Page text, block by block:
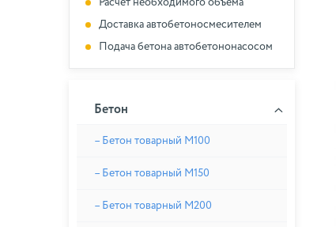
Расчет необходимого объема
Доставка автобетоносмесителем
Подача бетона автобетононасосом
Бетон
– Бетон товарный М100
– Бетон товарный М150
– Бетон товарный М200